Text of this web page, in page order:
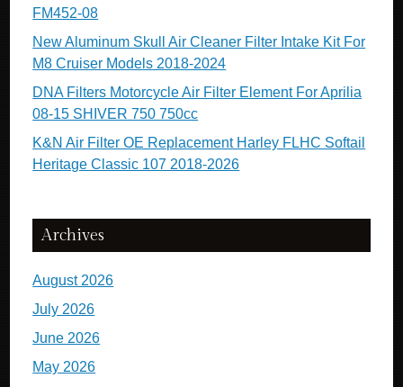
FM452-08
New Aluminum Skull Air Cleaner Filter Intake Kit For
M8 Cruiser Models 2018-2024
DNA Filters Motorcycle Air Filter Element For Aprilia
08-15 SHIVER 750 750cc
K&N Air Filter OE Replacement Harley FLHC Softail
Heritage Classic 107 2018-2026
Archives
August 2026
July 2026
June 2026
May 2026